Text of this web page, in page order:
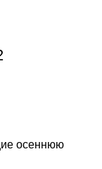
осеннюю